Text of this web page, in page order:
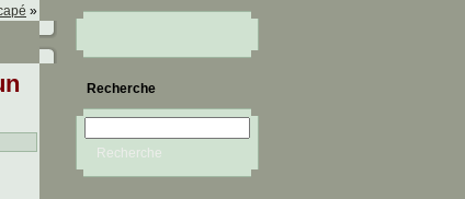
»
Recherche